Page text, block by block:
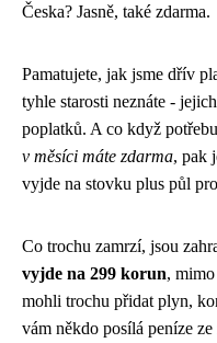
Česka? Jasně, také zdarma.
Pamatujete, jak jsme dřív
tyhle starosti neznáte -
poplatků. A co když
v měsíci máte zdarma, pak
vyjde na stovku plus půl
Co trochu zamrzí, jsou
vyjde na 299 korun,
mohli trochu přidat plyn,
vám někdo posílá peníze